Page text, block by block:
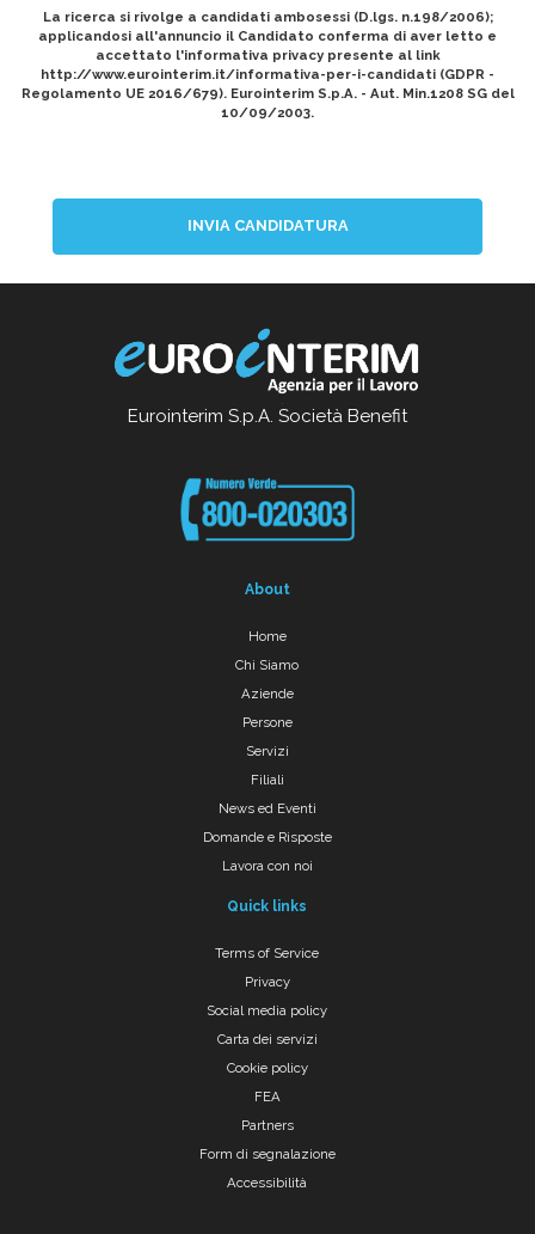
La ricerca si rivolge a candidati ambosessi (D.lgs. n.198/2006);
applicandosi all'annuncio il Candidato conferma di aver letto e
accettato l'informativa privacy presente al link
http://www.eurointerim.it/informativa-per-i-candidati (GDPR -
Regolamento UE 2016/679). Eurointerim S.p.A. - Aut. Min.1208 SG del
10/09/2003.
INVIA CANDIDATURA
Eurointerim S.p.A. Società Benefit
About
Home
Chi Siamo
Aziende
Persone
Servizi
Filiali
News ed Eventi
Domande e Risposte
Lavora con noi
Quick links
Terms of Service
Privacy
Social media policy
Carta dei servizi
Cookie policy
FEA
Partners
Form di segnalazione
Accessibilità